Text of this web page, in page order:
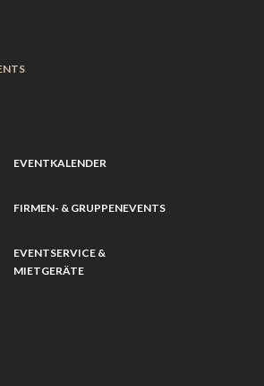
EVENTKALENDER
FIRMEN- & GRUPPENEVENTS
EVENTSERVICE &
MIETGERÄTE